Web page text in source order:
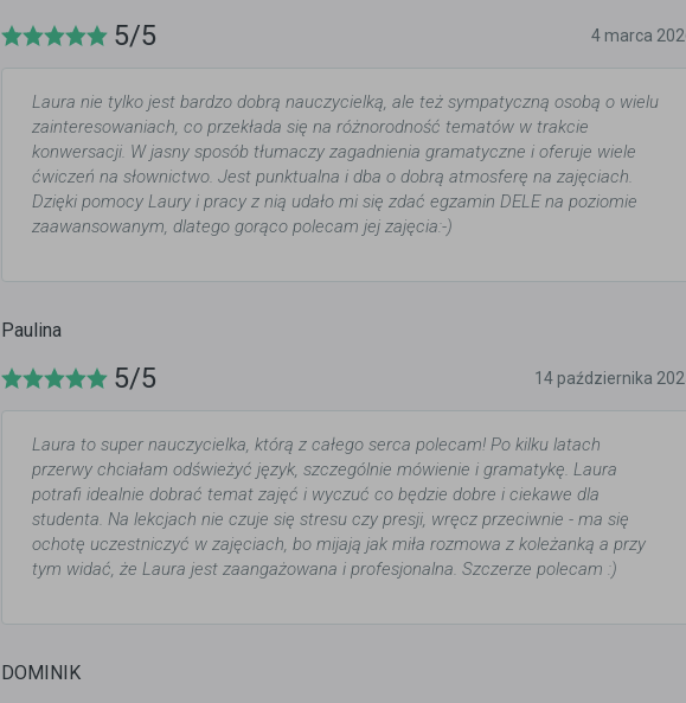
5/5 4 marca
Laura nie tylko jest bardzo dobrą nauczycielką, ale też sympatyczną osobą o wielu
zainteresowaniach, co przekłada się na różnorodność tematów w trakcie
konwersacji. W jasny sposób tłumaczy zagadnienia gramatyczne i oferuje wiele
ćwiczeń na słownictwo. Jest punktualna i dba o dobrą atmosferę na zajęciach.
Dzięki pomocy Laury i pracy z nią udało mi się zdać egzamin DELE na poziomie
zaawansowanym, dlatego gorąco polecam jej zajęcia:-)
Paulina
5/5 14 października
Laura to super nauczycielka, którą z całego serca polecam! Po kilku latach
przerwy chciałam odświeżyć język, szczególnie mówienie i gramatykę. Laura
potrafi idealnie dobrać temat zajęć i wyczuć co będzie dobre i ciekawe dla
studenta. Na lekcjach nie czuje się stresu czy presji, wręcz przeciwnie - ma się
ochotę uczestniczyć w zajęciach, bo mijają jak miła rozmowa z koleżanką a przy
tym widać, że Laura jest zaangażowana i profesjonalna. Szczerze polecam :)
DOMINIK